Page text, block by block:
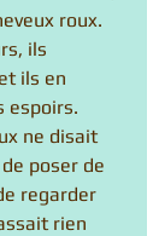
roux.
ils
ils en
espoirs.
ne disait
poser de
regarder
rien